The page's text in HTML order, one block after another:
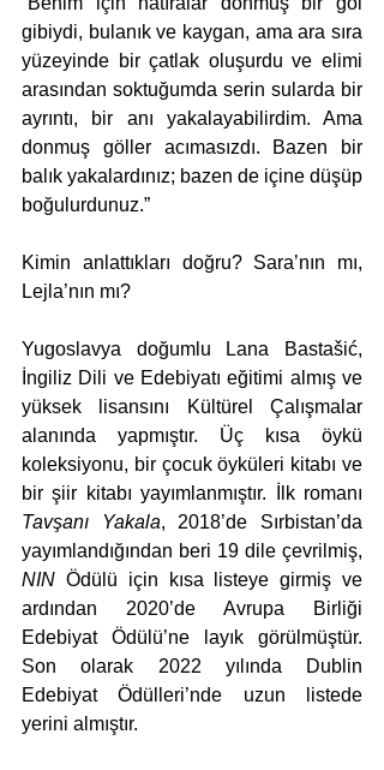
gibiydi, bulanık ve kaygan, ama ara sıra
yüzeyinde bir çatlak oluşurdu ve elimi
arasından soktuğumda serin sularda bir
ayrıntı, bir anı yakalayabilirdim. Ama
donmuş göller acımasızdı. Bazen bir
balık yakalardınız; bazen de içine düşüp
boğulurdunuz.”
Kimin anlattıkları doğru? Sara’nın mı,
Lejla’nın mı?
Yugoslavya doğumlu Lana Bastašić,
İngiliz Dili ve Edebiyatı eğitimi almış ve
yüksek lisansını Kültürel Çalışmalar
alanında yapmıştır. Üç kısa öykü
koleksiyonu, bir çocuk öyküleri kitabı ve
Tavşanı Yakala, 2018’de Sırbistan’da
NIN Ödülü için kısa listeye girmiş ve
ardından 2020’de Avrupa Birliği
Edebiyat Ödülü’ne layık görülmüştür.
Son olarak 2022 yılında Dublin
Edebiyat Ödülleri’nde uzun listede
yerini almıştır.